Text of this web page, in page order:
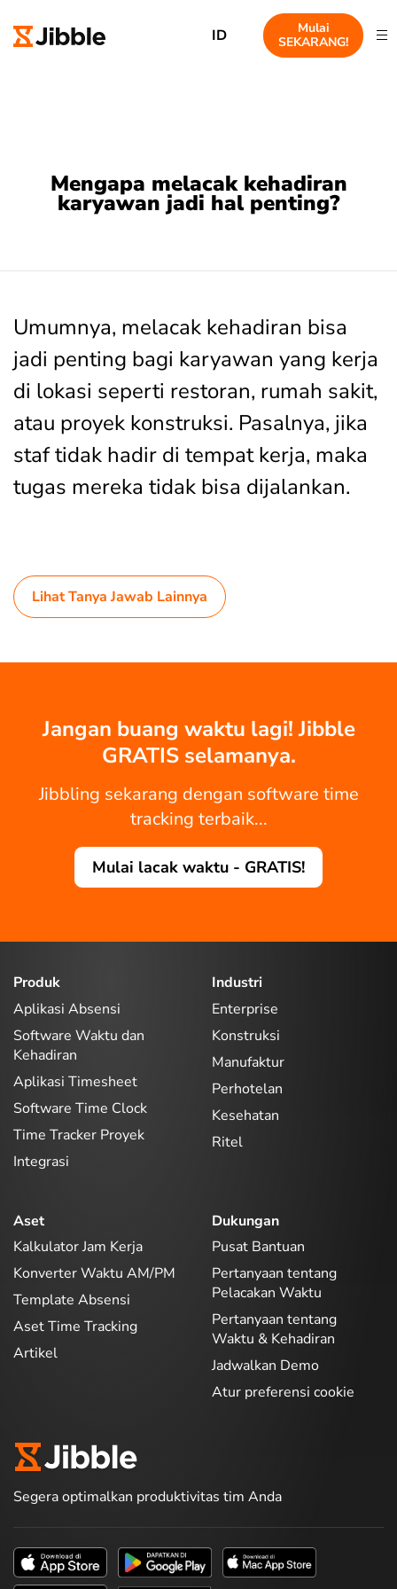
ID
Mulai
SEKARANG!
Mengapa melacak kehadiran
karyawan jadi hal penting?
Umumnya, melacak kehadiran bisa
jadi penting bagi karyawan yang kerja
di lokasi seperti restoran, rumah sakit,
atau proyek konstruksi. Pasalnya, jika
staf tidak hadir di tempat kerja, maka
tugas mereka tidak bisa dijalankan.
Lihat Tanya Jawab Lainnya
Jangan buang waktu lagi! Jibble
GRATIS selamanya.
Jibbling sekarang dengan software time
tracking terbaik...
Mulai lacak waktu - GRATIS!
Produk
Aplikasi Absensi
Software Waktu dan
Kehadiran
Aplikasi Timesheet
Software Time Clock
Time Tracker Proyek
Integrasi
Industri
Enterprise
Konstruksi
Manufaktur
Perhotelan
Kesehatan
Ritel
Aset
Kalkulator Jam Kerja
Konverter Waktu AM/PM
Template Absensi
Aset Time Tracking
Artikel
Dukungan
Pusat Bantuan
Pertanyaan tentang
Pelacakan Waktu
Pertanyaan tentang
Waktu & Kehadiran
Jadwalkan Demo
Atur preferensi cookie
Segera optimalkan produktivitas tim Anda